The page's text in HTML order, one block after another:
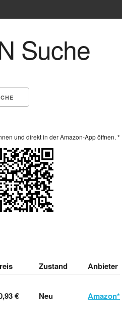
Suche
und direkt in der Amazon-App öffnen. *
Zustand
Anbieter
€ Neu Amazon*